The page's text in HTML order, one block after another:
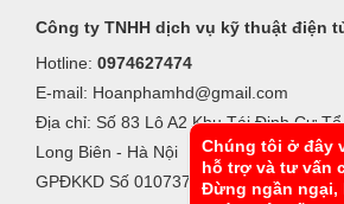
Công ty TNHH dịch vụ kỹ thuật điện
Hotline: 0974627474
E-mail: Hoanphamhd@gmail.com
Địa chỉ: Số 83 Lô A2 Khu Tái Định Cư
Long Biên - Hà Nội
GPĐKKD Số 0107370042, Do Sở KHĐT
Chúng tôi ở đây
hỗ trợ và tư vấn
Đừng ngần ngại,